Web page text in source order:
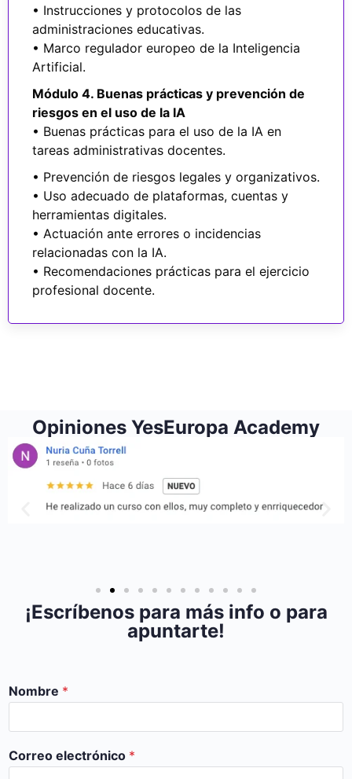
• Instrucciones y protocolos de las
administraciones educativas.
• Marco regulador europeo de la Inteligencia
Artificial.
Módulo 4. Buenas prácticas y prevención de
riesgos en el uso de la IA
• Buenas prácticas para el uso de la IA en
tareas administrativas docentes.
• Prevención de riesgos legales y organizativos.
• Uso adecuado de plataformas, cuentas y
herramientas digitales.
• Actuación ante errores o incidencias
relacionadas con la IA.
• Recomendaciones prácticas para el ejercicio
profesional docente.
Opiniones YesEuropa Academy
¡Escríbenos para más info o para
apuntarte!
Nombre *
Correo electrónico *